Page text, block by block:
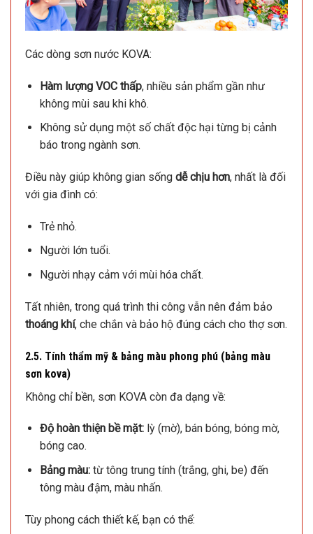
Các dòng sơn nước KOVA:
Hàm lượng VOC thấp, nhiều sản phẩm gần như
không mùi sau khi khô.
Không sử dụng một số chất độc hại từng bị cảnh
báo trong ngành sơn.
Điều này giúp không gian sống dễ chịu hơn, nhất là đối
với gia đình có:
Trẻ nhỏ.
Người lớn tuổi.
Người nhạy cảm với mùi hóa chất.
Tất nhiên, trong quá trình thi công vẫn nên đảm bảo
thoáng khí, che chắn và bảo hộ đúng cách cho thợ sơn.
2.5. Tính thẩm mỹ & bảng màu phong phú (bảng màu
sơn kova​)
Không chỉ bền, sơn KOVA còn đa dạng về:
Độ hoàn thiện bề mặt:lỳ (mờ), bán bóng, bóng mờ,
bóng cao.
Bảng màu:từ tông trung tính (trắng, ghi, be) đến
tông màu đậm, màu nhấn.
Tùy phong cách thiết kế, bạn có thể: